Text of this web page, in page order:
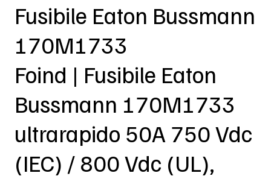
Fusibile Eaton Bussmann
170M1733
Foind | Fusibile Eaton
Bussmann 170M1733
ultrarapido 50A 750 Vdc
(IEC) / 800 Vdc (UL),